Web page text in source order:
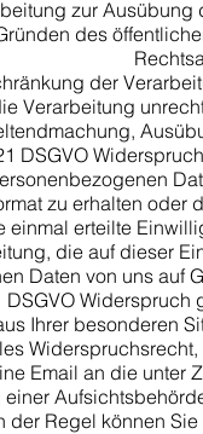
zur
des
der
Verarbeitung
DSGVO
zu erhalten oder
einmal erteilte
die auf dieser
Daten von uns auf
Ihrer besonderen
Email an die unter
einer
Regel können